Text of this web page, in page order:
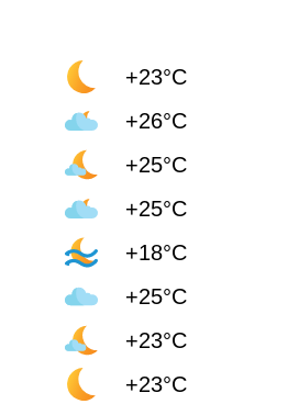
+23°C
+26°C
+25°C
+25°C
+18°C
+25°C
+23°C
+23°C